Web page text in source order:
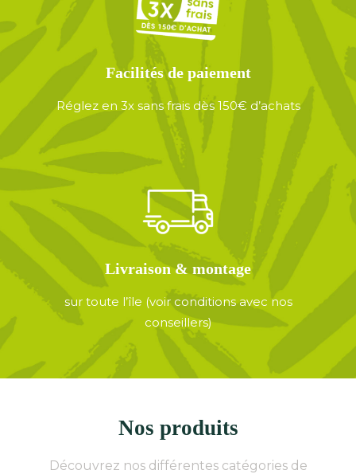
Facilités de paiement
Réglez en 3x sans frais dès 150€ d’achats
Livraison & montage
sur toute l’île (voir conditions avec nos
conseillers)
Nos produits
Découvrez nos différentes catégories de